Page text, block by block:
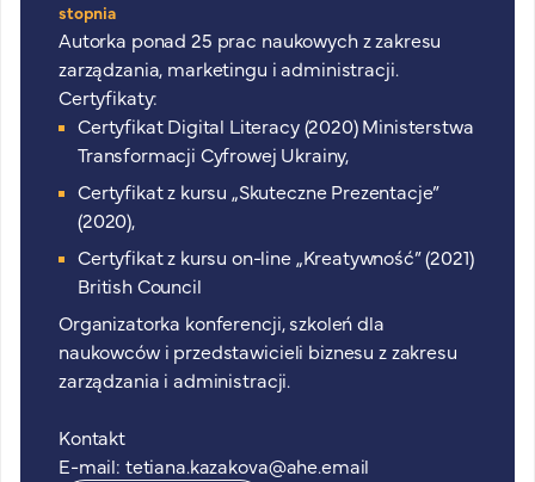
stopnia
Autorka ponad 25 prac naukowych z zakresu
zarządzania, marketingu i administracji.
Certyfikaty:
Certyfikat Digital Literacy (2020) Ministerstwa
Transformacji Cyfrowej Ukrainy,
Certyfikat z kursu „Skuteczne Prezentacje”
(2020),
Certyfikat z kursu on-line „Kreatywność” (2021)
British Council
Organizatorka konferencji, szkoleń dla
naukowców i przedstawicieli biznesu z zakresu
zarządzania i administracji.
Kontakt
E-mail: tetiana.kazakova@ahe.email